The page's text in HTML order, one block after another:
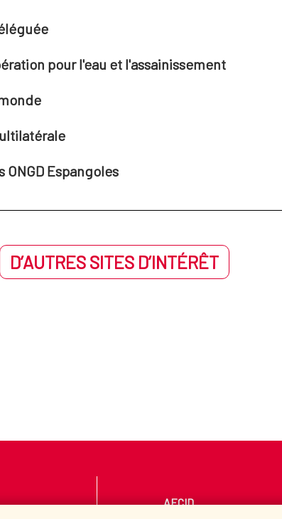
pour l'eau et l'assainissement
Espangoles
D’AUTRES SITES D’INTÉRÊT
AECID